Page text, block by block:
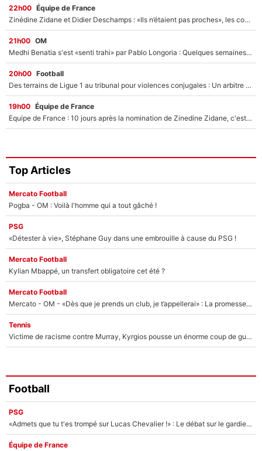
22h00 Équipe de France
Zinédine Zidane et Didier Deschamps : «Ils n’étaient pas proches», les confidences d’un membre de l’équipe de France 1998 sur leur relation spéciale
21h00 OM
Medhi Benatia s'est «senti trahi» par Pablo Longoria : Quelques semaines après son départ, l'ancien directeur de football de l'OM règle ses comptes
20h00 Football
Des terrains de Ligue 1 au tribunal pour violences conjugales : Un arbitre français encourt une peine de 18 mois de prison !
19h00 Équipe de France
Equipe de France : 10 jours après la nomination de Zinedine Zidane, c'est au tour de son fils de prendre un nouveau départ !
Top Articles
Mercato Football
Pogba - OM : Voilà l'homme qui a tout gâché !
PSG
«Détester à vie», Stéphane Guy dans une embrouille à cause du PSG !
Mercato Football
Kylian Mbappé, un transfert obligatoire cet été ?
Mercato Football
Mercato - OM - «Dès que je prends un club, je t’appellerai» : La promesse de Marcelino au moment de claquer la porte
Tennis
Victime de racisme contre Murray, Kyrgios pousse un énorme coup de gueule !
Football
PSG
«Admets que tu t'es trompé sur Lucas Chevalier !» : Le débat sur le gardien du PSG vire au clash à l'After Foot
Équipe de France